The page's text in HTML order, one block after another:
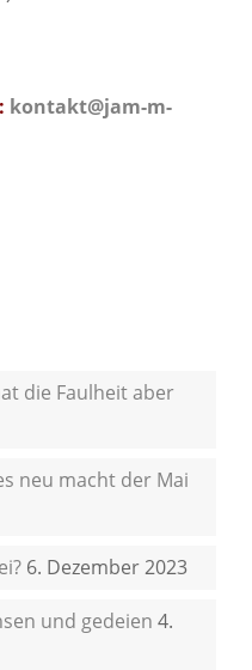
kontakt@jam-m-
die Faulheit aber
neu macht der Mai
6. Dezember 2023
und gedeien 4.